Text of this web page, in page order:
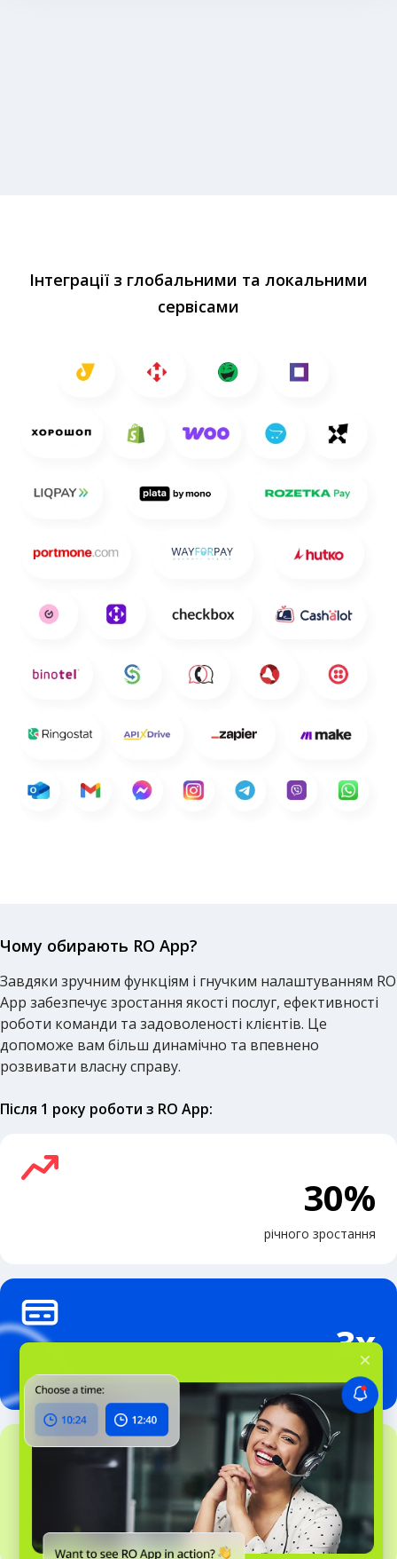
Інтеграції з глобальними та локальними
сервісами
Чому обирають RO App?
Завдяки зручним функціям і гнучким налаштуванням RO
App забезпечує зростання якості послуг, ефективності
роботи команди та задоволеності клієнтів. Це
допоможе вам більш динамічно та впевнено
розвивати власну справу.
Після 1 року роботи з RO App:
30%
річного зростання
3x
швидкість оплати клієнтів
80%
економії часу на рутині